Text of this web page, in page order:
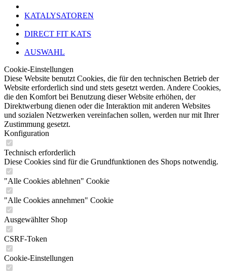
KATALYSATOREN
DIRECT FIT KATS
AUSWAHL
Cookie-Einstellungen
Diese Website benutzt Cookies, die für den technischen Betrieb der
Website erforderlich sind und stets gesetzt werden. Andere Cookies,
die den Komfort bei Benutzung dieser Website erhöhen, der
Direktwerbung dienen oder die Interaktion mit anderen Websites
und sozialen Netzwerken vereinfachen sollen, werden nur mit Ihrer
Zustimmung gesetzt.
Konfiguration
Technisch erforderlich
Diese Cookies sind für die Grundfunktionen des Shops notwendig.
"Alle Cookies ablehnen" Cookie
"Alle Cookies annehmen" Cookie
Ausgewählter Shop
CSRF-Token
Cookie-Einstellungen